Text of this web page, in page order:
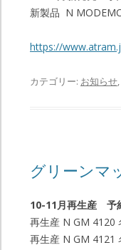
新製品 N
https://
カテゴリー: お知らせ,
グリーンマ
10-11月再生産 予
再生産 N GM 4120
再生産 N GM